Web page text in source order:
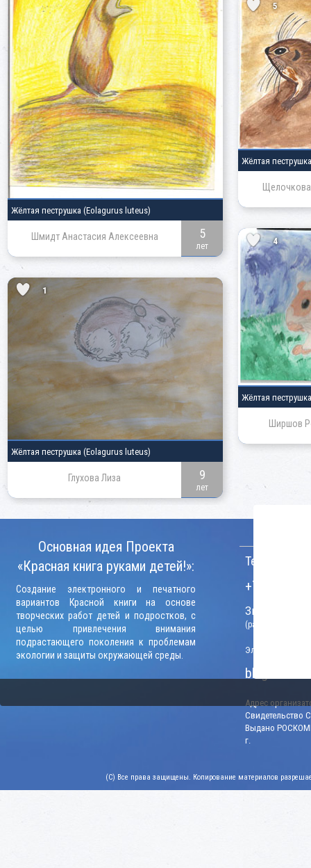
Жёлтая пеструшка (Eolagurus luteus)
Шмидт Анастасия Алексеевна 5
лет
5
Жёлтая
4
Жёлтая
Ширшов
1
Жёлтая пеструшка (Eolagurus luteus)
Глухова Лиза 9
лет
Основная идея Проекта
«Красная книга руками детей!»:
Создание электронного и печатного
вариантов Красной книги на основе
творческих работ детей и подростков, с
целью привлечения внимания
подрастающего поколения к проблемам
экологии и защиты окружающей среды.
Телефон:
+7 (906)
Звонки
(рабочие дни,
Электронный
blago-
Адрес
Свидетельство
Выдано
г.
(C) Все права защищены. Копирование материалов